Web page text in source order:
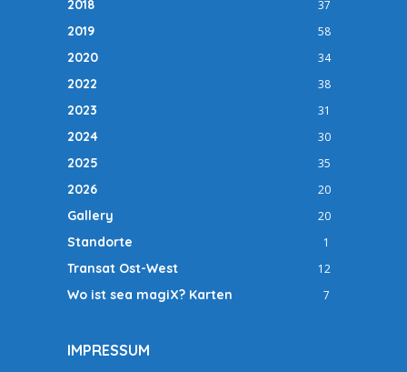
2018 37
2019 58
2020 34
2022 38
2023 31
2024 30
2025 35
2026 20
Gallery 20
Standorte 1
Transat Ost-West 12
Wo ist sea magiX? Karten 7
IMPRESSUM